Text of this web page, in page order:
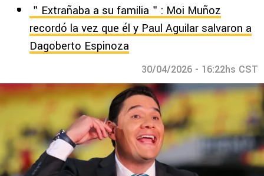
＂Extrañaba a su familia＂: Moi Muñoz
recordó la vez que él y Paul Aguilar salvaron a
Dagoberto Espinoza
30/04/2026 - 16:22hs CST